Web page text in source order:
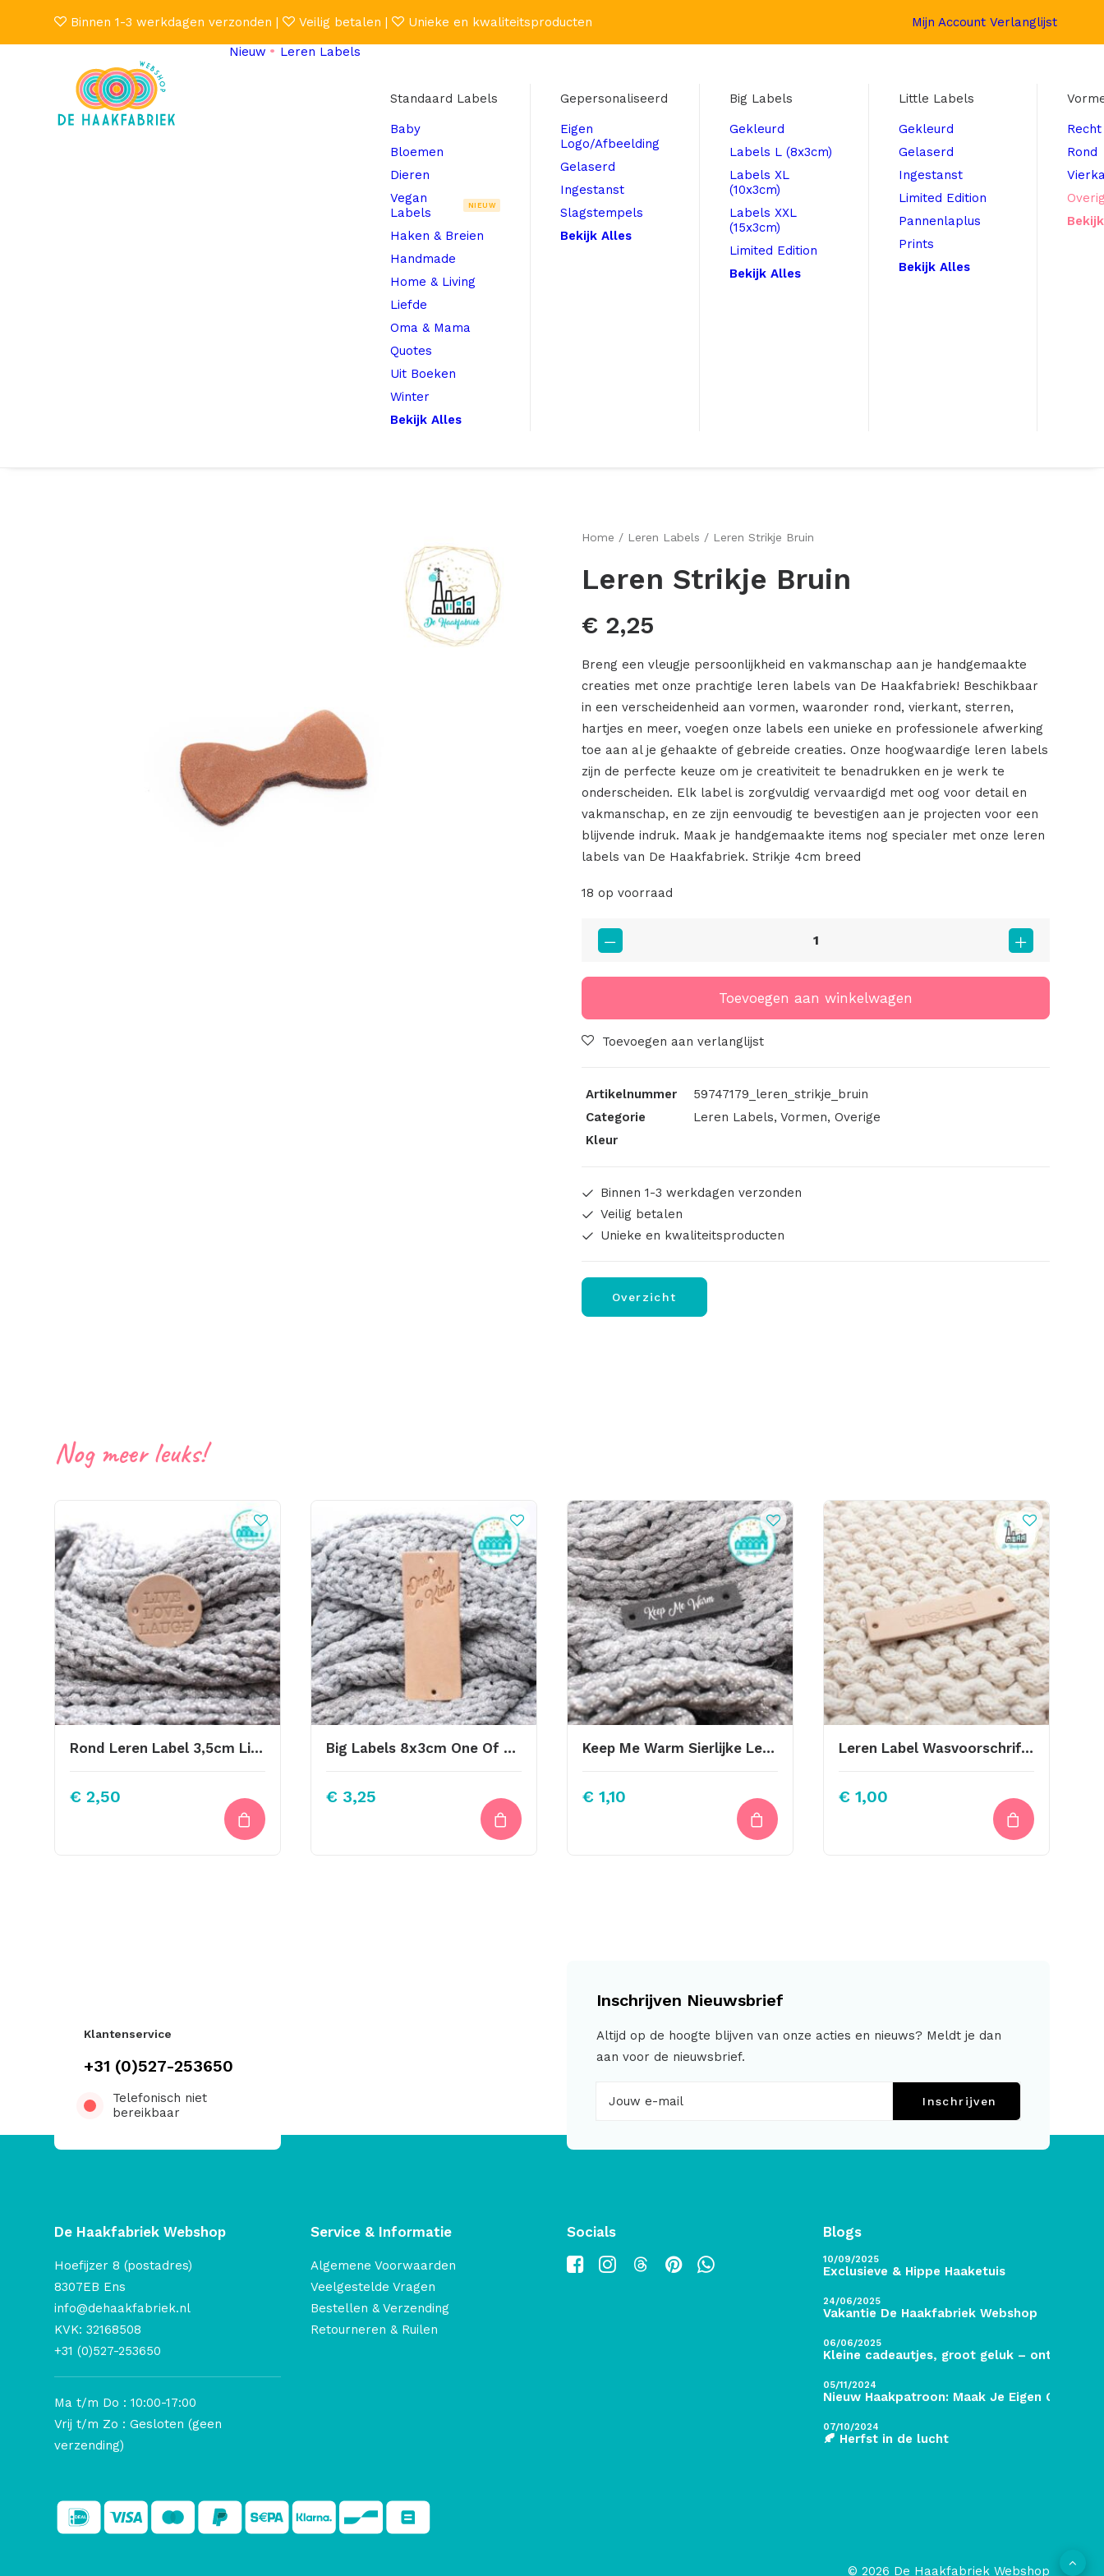
Binnen 1-3 werkdagen verzonden | Veilig betalen | Unieke en kwaliteitsproducten Mijn Account Verlanglijst
Nieuw
Leren Labels
Standaard Labels
Baby
Bloemen
Dieren
Vegan
Labels
NIEUW
Haken & Breien
Handmade
Home & Living
Liefde
Oma & Mama
Quotes
Uit Boeken
Winter
Bekijk Alles
Gepersonaliseerd
Eigen
Logo/Afbeelding
Gelaserd
Ingestanst
Slagstempels
Bekijk Alles
Big Labels
Gekleurd
Labels L (8x3cm)
Labels XL
(10x3cm)
Labels XXL
(15x3cm)
Limited Edition
Bekijk Alles
Little Labels
Gekleurd
Gelaserd
Ingestanst
Limited Edition
Pannenlaplus
Prints
Bekijk Alles
Recht
Rond
Home Leren Labels Leren Strikje Bruin
Leren Strikje Bruin
€ 2,25
Breng een vleugje persoonlijkheid en vakmanschap aan je handgemaakte
creaties met onze prachtige leren labels van De Haakfabriek! Beschikbaar
in een verscheidenheid aan vormen, waaronder rond, vierkant, sterren,
hartjes en meer, voegen onze labels een unieke en professionele afwerking
toe aan al je gehaakte of gebreide creaties. Onze hoogwaardige leren labels
zijn de perfecte keuze om je creativiteit te benadrukken en je werk te
onderscheiden. Elk label is zorgvuldig vervaardigd met oog voor detail en
vakmanschap, en ze zijn eenvoudig te bevestigen aan je projecten voor een
blijvende indruk. Maak je handgemaakte items nog specialer met onze leren
labels van De Haakfabriek. Strikje 4cm breed
18 op voorraad
Leren
Strikje
Toevoegen aan winkelwagen
Toevoegen aan verlanglijst
Artikelnummer
59747179_leren_strikje_bruin
Categorie
Leren Labels, Vormen, Overige
Kleur
Binnen 1-3 werkdagen verzonden
Veilig betalen
Unieke en kwaliteitsproducten
Overzicht
Nog meer leuks!
Rond Leren Label 3,5cm Live Love Laugh
€ 2,50
Big Labels 8x3cm One Of A Kind
€ 3,25
Keep Me Warm Sierlijke Letter Antraciet 1cm Zilver Letters
€ 1,10
Leren Label Wasvoorschriften
€ 1,00
Klantenservice
+31 (0)527-253650
Telefonisch niet
bereikbaar
Inschrijven Nieuwsbrief
Altijd op de hoogte blijven van onze acties en nieuws? Meldt je dan
aan voor de nieuwsbrief.
Inschrijven
De Haakfabriek Webshop
Hoefijzer 8 (postadres)
8307EB Ens
info@dehaakfabriek.nl
KVK: 32168508
+31 (0)527-253650
Ma t/m Do : 10:00-17:00
Vrij t/m Zo : Gesloten (geen
verzending)
Service & Informatie
Algemene Voorwaarden
Veelgestelde Vragen
Bestellen & Verzending
Retourneren & Ruilen
Socials Blogs
10/09/2025
Exclusieve & Hippe Haaketuis
24/06/2025
Vakantie De Haakfabriek Webshop
06/06/2025
Kleine cadeautjes, groot geluk – ontdek de
05/11/2024
Nieuw Haakpatroon: Maak Je Eigen Gave
07/10/2024
🍂 Herfst in de lucht
© 2026 De Haakfabriek Webshop